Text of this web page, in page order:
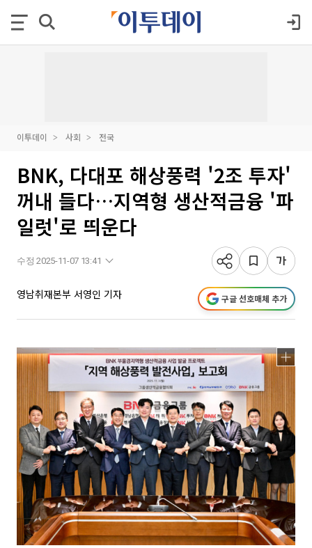
이투데이 사회 전국
BNK, 다대포 해상풍력 '2조 투자'
꺼내 들다…지역형 생산적금융 '파
일럿'로 띄운다
수정 2025-11-07 13:41
영남취재본부 서영인 기자 구글 선호매체 추가